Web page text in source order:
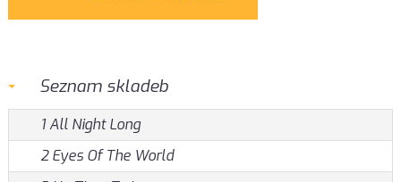
Seznam skladeb
1 All Night Long
2 Eyes Of The World